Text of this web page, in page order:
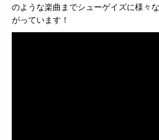
のような楽曲までシューゲイズに様々
がっています！